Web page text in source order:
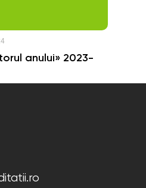
anului» 2023-